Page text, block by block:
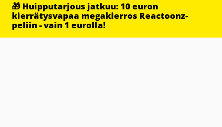
🎁 Huipputarjous jatkuu: 10 euron
kierrätysvapaa megakierros Reactoonz-
peliin - vain 1 eurolla!